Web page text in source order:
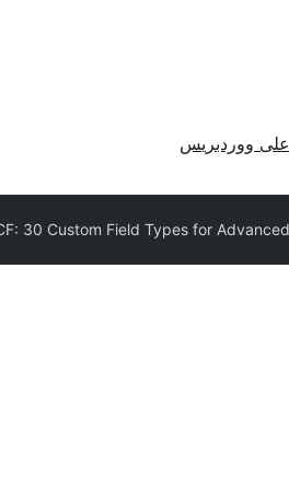
ووردبريس
30 Custom Field Types for